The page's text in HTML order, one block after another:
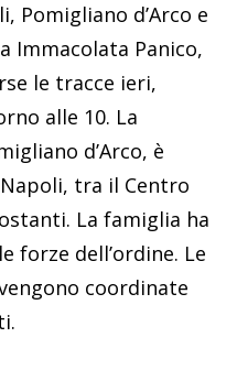
Pomigliano d’Arco e
Immacolata Panico,
le tracce ieri,
alle 10. La
d’Arco, è
tra il Centro
La famiglia ha
forze dell’ordine. Le
coordinate